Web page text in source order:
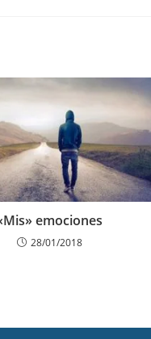
emociones
28/01/2018